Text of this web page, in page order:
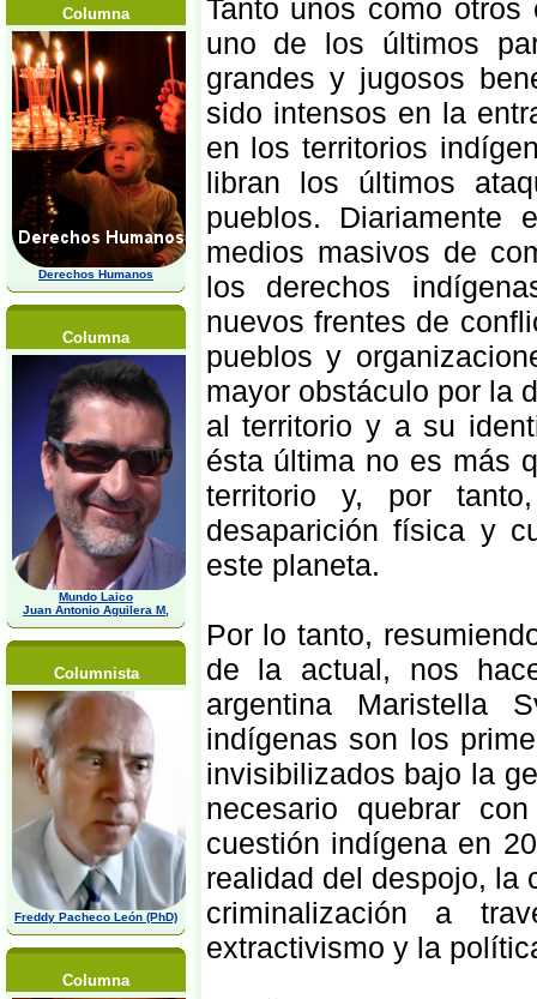
Columna
Derechos Humanos
Columna
Mundo Laico
Juan Antonio Aguilera M,
Columnista
Freddy Pacheco León (PhD)
Columna
Tanto unos como
uno de los últimos
grandes y jugosos
sido intensos en la
en los territorios
libran los últimos
pueblos.
medios masivos de
los derechos
nuevos frentes de
pueblos y
mayor obstáculo por la
al territorio y a su
ésta última no es más
territorio y, por
desaparición física y
este planeta.
Por lo tanto,
de la actual, nos
argentina Maristella
indígenas son los
invisibilizados bajo la
necesario quebrar
cuestión indígena en
realidad del despojo, la
criminalización a
extractivismo y la